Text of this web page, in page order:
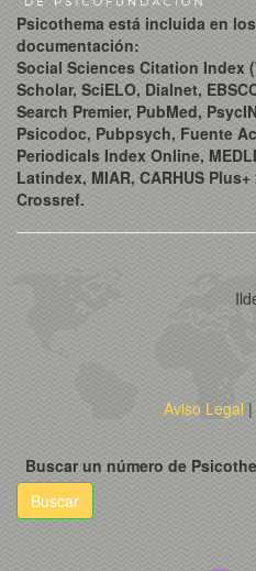
Psicothema está incluida en
documentación:
Social Sciences Citation Index
Scholar, SciELO, Dialnet,
Search Premier, PubMed,
Psicodoc, Pubpsych, Fuente
Periodicals Index Online,
Latindex, MIAR, CARHUS
Crossref.
Aviso Legal|
Buscar un número de
Buscar